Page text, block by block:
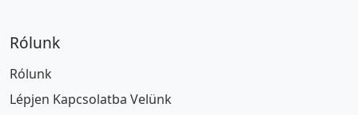
Rólunk
Rólunk
Lépjen Kapcsolatba Velünk